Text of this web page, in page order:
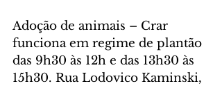
Adoção de animais – Crar
funciona em regime de plantão
das 9h30 às 12h e das 13h30 às
15h30. Rua Lodovico Kaminski,